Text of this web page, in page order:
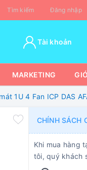
Tìm kiếm Đăng nhập
Tài khoản
MARKETING
1U 4 Fan ICP DAS
CHÍNH SÁCH
Khi mua hàng
tôi, quý khách